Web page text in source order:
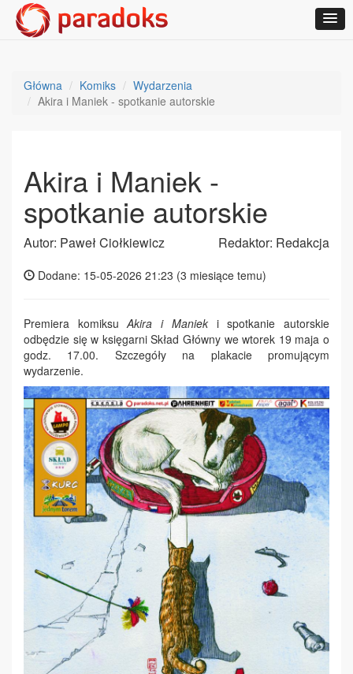
Główna Komiks
Wydarzenia
Akira i Maniek - spotkanie autorskie
Akira i Maniek -
spotkanie autorskie
Autor: Paweł Ciołkiewicz Redaktor: Redakcja
Dodane: 15-05-2026 21:23 (3 miesiące temu)
Premiera komiksuAkira i Manieki spotkanie autorskie
odbędzie się w księgarni Skład Główny we wtorek 19 maja o
godz. 17.00. Szczegóły na plakacie promującym
wydarzenie.